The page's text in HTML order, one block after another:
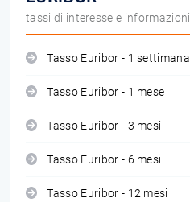
tassi di interesse e informazioni
Tasso Euribor - 1 settimana
Tasso Euribor - 1 mese
Tasso Euribor - 3 mesi
Tasso Euribor - 6 mesi
Tasso Euribor - 12 mesi